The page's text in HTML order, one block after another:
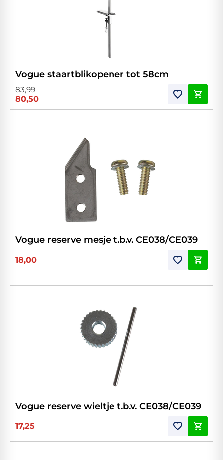
Vogue staartblikopener tot 58cm
83,99
80,50
Vogue reserve mesje t.b.v. CE038/CE039
18,00
Vogue reserve wieltje t.b.v. CE038/CE039
17,25